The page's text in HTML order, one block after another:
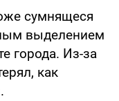
сумнящеся
выделением
города. Из-за
как